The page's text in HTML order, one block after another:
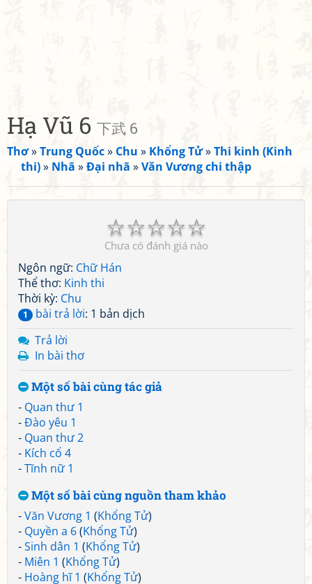
Hạ Vũ 6 下武 6
Thơ»Trung Quốc» Chu » Khổng Tử»Thi kinh (Kinh
thi)» Nhã »Đại nhã »Văn Vương chi thập
☆
☆
☆
☆
☆
Chưa có đánh giá nào
Ngôn ngữ: Chữ Hán
Thể thơ: Kinh thi
Thời kỳ: Chu
1 bài trả lời: 1 bản dịch
Trả lời
In bài thơ
Một số bài cùng tác giả
- Quan thư 1
-Đào yêu 1
- Quan thư 2
- Kích cổ 4
-Tĩnh nữ 1
Một số bài cùng nguồn tham khảo
-Văn Vương 1 (Khổng Tử)
- Quyền a 6(Khổng Tử)
-Sinh dân 1 (Khổng Tử)
- Miên 1 (Khổng Tử)
- Hoàng hĩ 1 (Khổng Tử)